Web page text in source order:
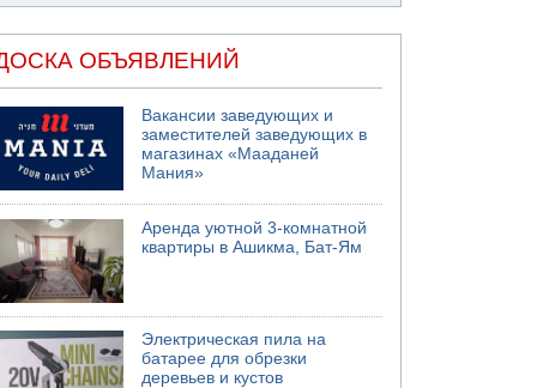
ОБЪЯВЛЕНИЙ
Вакансии заведующих и
заместителей заведующих в
магазинах «Мааданей
Мания»
Аренда уютной 3-комнатной
квартиры в Ашикма, Бат-Ям
Электрическая пила на
батарее для обрезки
деревьев и кустов